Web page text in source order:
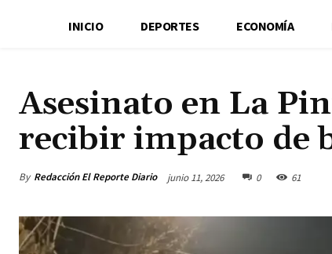
INICIO DEPORTES ECONOMÍA
Asesinato en La
recibir impacto de
By Redacción El Reporte Diario junio 11, 2026 0 61